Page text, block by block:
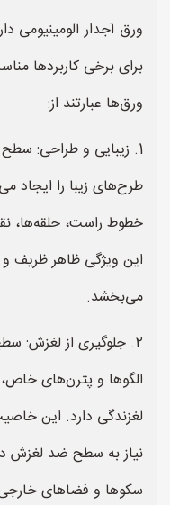
ورق آجدار
برای برخی کاربردها
ورق‌ها عبارتند از:
1. زیبایی و طراحی: سطح
طرح‌های زیبا را ایجاد
خطوط راست، حلقه‌ها،
این ویژگی ظاهر ظریف
می‌بخشد.
2. جلوگیری از لغزش:
الگوها و پترن‌های
لغزندگی دارد. این
نیاز به سطح ضد لغزش
سکوها و فضاهای